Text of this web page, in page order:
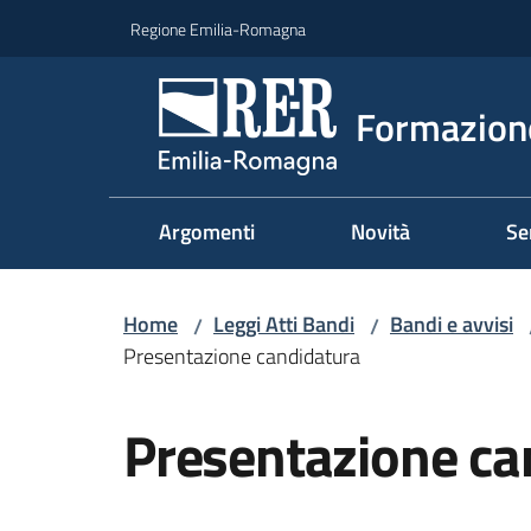
Regione Emilia-Romagna
Argomenti Novità
Home / Leggi Atti Bandi / Bandi e avvisi
Presentazione candidatura
Presentazione